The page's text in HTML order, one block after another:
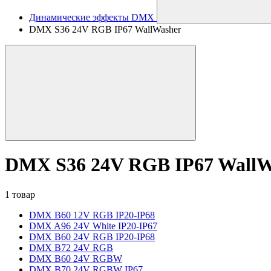
Динамические эффекты DMX
DMX S36 24V RGB IP67 WallWasher
DMX S36 24V RGB IP67
1 товар
DMX B60 12V RGB IP20-IP68
DMX A96 24V White IP20-IP67
DMX B60 24V RGB IP20-IP68
DMX B72 24V RGB
DMX B60 24V RGBW